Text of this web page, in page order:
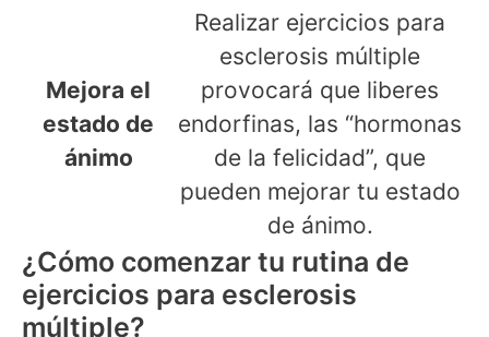
Mejora el
estado de
ánimo
Realizar ejercicios para
esclerosis múltiple
provocará que liberes
endorfinas, las “hormonas
de la felicidad”, que
pueden mejorar tu estado
de ánimo.
¿Cómo comenzar tu rutina de
ejercicios para esclerosis
múltiple?